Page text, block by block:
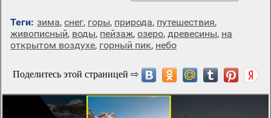
Теги: зима, снег, горы, природа, путешествия,
живописный, воды, пейзаж, озеро, древесины, на
открытом воздухе, горный пик, небо